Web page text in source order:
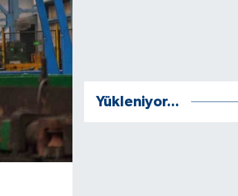
Yükleniyor...